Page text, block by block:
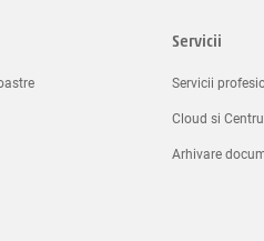
Servicii
Servicii
Cloud si
Arhivare